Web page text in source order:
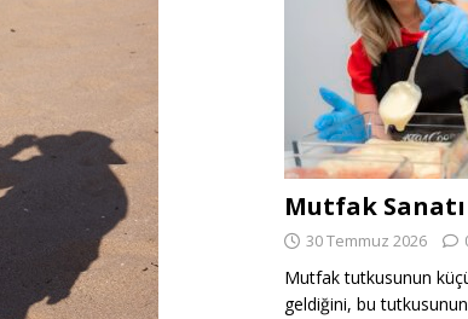
Mutfak Sanatı
30 Temmuz 2026
Mutfak tutkusunun
geldiğini, bu tutkusunun